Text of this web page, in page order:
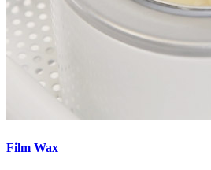
Film Wax